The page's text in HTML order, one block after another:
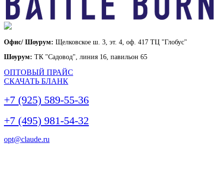
Офис/ Шоурум: Щелковское ш. 3, эт. 4, оф. 417 ТЦ "Глобус"
Шоурум: ТК "Садовод", линия 16, павильон 65
ОПТОВЫЙ ПРАЙС
СКАЧАТЬ БЛАНК
+7 (925) 589-55-36
+7 (495) 981-54-32
opt@claude.ru